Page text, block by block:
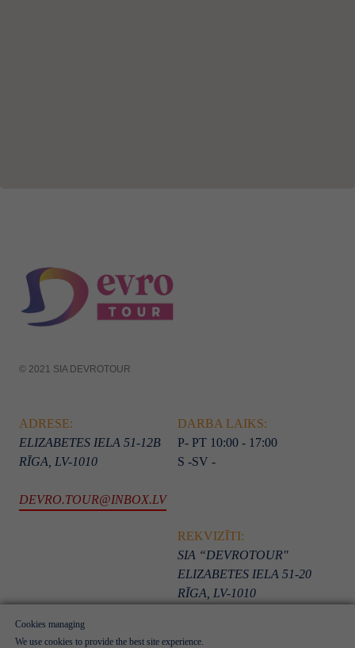
© 2021 SIA DEVROTOUR
ADRESE:
ELIZABETES IELA 51-12B
RĪGA, LV-1010
DEVRO.TOUR@INBOX.LV
DARBA LAIKS:
P- PT 10:00 - 17:00
S -SV -
REKVIZĪTI:
SIA “DEVROTOUR"
ELIZABETES IELA 51-20
RĪGA, LV-1010
Cookies managing
We use cookies to provide the best site experience.